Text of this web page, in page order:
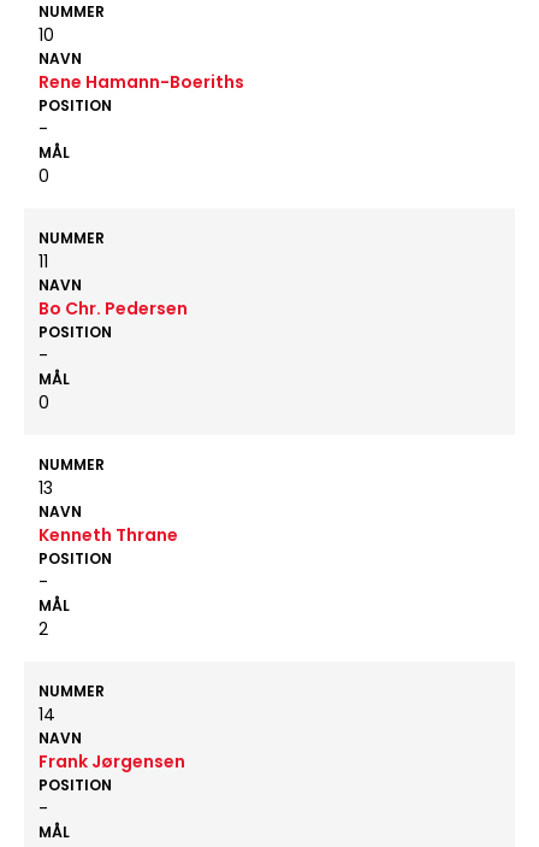
NUMMER
10
NAVN
Rene Hamann-Boeriths
POSITION
-
MÅL
0
NUMMER
11
NAVN
Bo Chr. Pedersen
POSITION
-
MÅL
0
NUMMER
13
NAVN
Kenneth Thrane
POSITION
-
MÅL
2
NUMMER
14
NAVN
Frank Jørgensen
POSITION
-
MÅL